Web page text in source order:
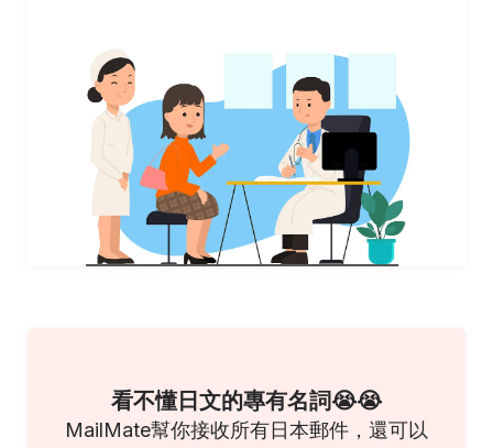
看不懂日文的專有名詞😭😭
MailMate幫你接收所有日本郵件，還可以